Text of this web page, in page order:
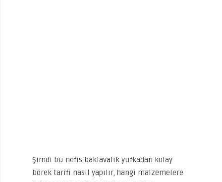
Şimdi bu nefis baklavalık yufkadan kolay
börek tarifi nasıl yapılır, hangi malzemelere